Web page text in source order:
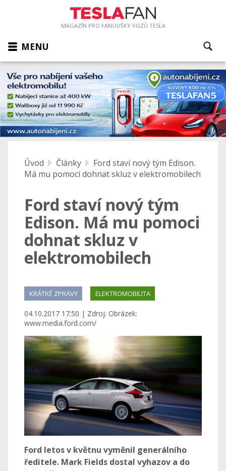
MAGAZÍN PRO FANOUŠKY VOZŮ TESLA
MENU
Úvod Články
Ford staví nový tým Edison.
Má mu pomoci dohnat skluz v elektromobilech
Ford staví nový tým
Edison. Má mu pomoci
dohnat skluz v
elektromobilech
KRÁTKÉ ZPRÁVY ELEKTROMOBILITA
04.10.2017 17:50 | Zdroj: Obrázek:
www.media.ford.com/
Ford letos v květnu vyměnil generálního
ředitele. Mark Fields dostal vyhazov a do